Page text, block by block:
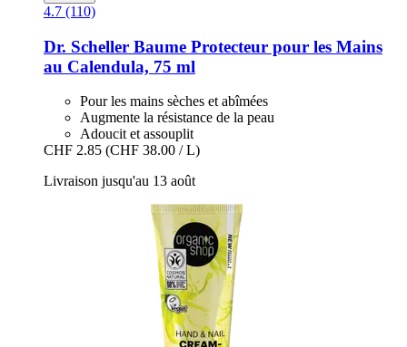
4.7 (110)
Dr. Scheller Baume Protecteur pour les Mains
au Calendula, 75 ml
Pour les mains sèches et abîmées
Augmente la résistance de la peau
Adoucit et assouplit
CHF 2.85 (CHF 38.00 / L)
Livraison jusqu'au 13 août